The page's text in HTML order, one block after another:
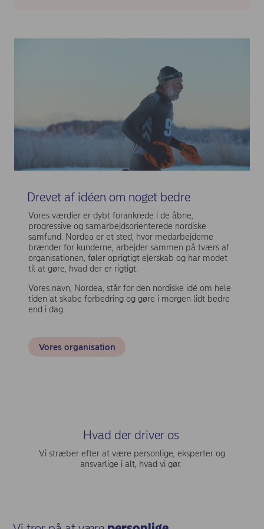
Drevet af idéen om noget bedre
Vores værdier er dybt forankrede i de åbne,
progressive og samarbejdsorienterede nordiske
samfund. Nordea er et sted, hvor medarbejderne
brænder for kunderne, arbejder sammen på tværs af
organisationen, føler oprigtigt ejerskab og har modet
til at gøre, hvad der er rigtigt.
Vores navn, Nordea, står for den nordiske idé om hele
tiden at skabe forbedring og gøre i morgen lidt bedre
end i dag.
Vores organisation
Hvad der driver os
Vi stræber efter at være personlige, eksperter og
ansvarlige i alt, hvad vi gør.